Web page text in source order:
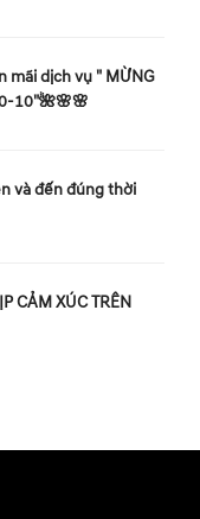
mãi dịch vụ " MỪNG
10"🌺🌸🌸
và đến đúng thời
CẢM XÚC TRÊN